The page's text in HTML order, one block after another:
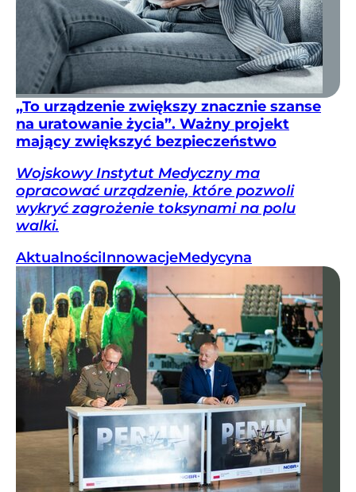
„To urządzenie zwiększy znacznie szanse
na uratowanie życia”. Ważny projekt
mający zwiększyć bezpieczeństwo
Wojskowy Instytut Medyczny ma
opracować urządzenie, które pozwoli
wykryć zagrożenie toksynami na polu
walki.
AktualnościInnowacjeMedycyna